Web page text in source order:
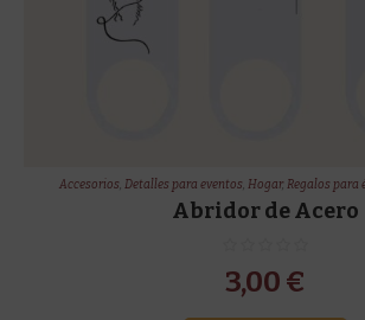
Accesorios,Detalles para eventos,Hogar,Regalos para
Abridor de Acero
3,00 €